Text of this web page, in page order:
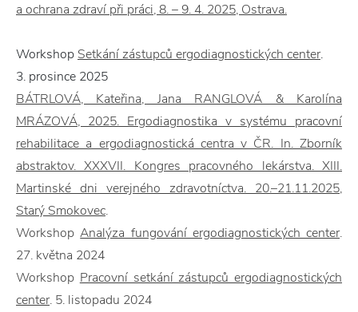
a ochrana zdraví při práci, 8. – 9. 4. 2025, Ostrava.
Workshop Setkání zástupců ergodiagnostických center.
3. prosince 2025
BÁTRLOVÁ, Kateřina, Jana RANGLOVÁ & Karolína
MRÁZOVÁ, 2025. Ergodiagnostika v systému pracovní
rehabilitace a ergodiagnostická centra v ČR. In. Zborník
abstraktov. XXXVII. Kongres pracovného lekárstva. XIII.
Martinské dni verejného zdravotníctva. 20.–21.11.2025,
Starý Smokovec.
WorkshopAnalýza fungování ergodiagnostických center.
27. května 2024
Workshop Pracovní setkání zástupců ergodiagnostických
center. 5. listopadu 2024